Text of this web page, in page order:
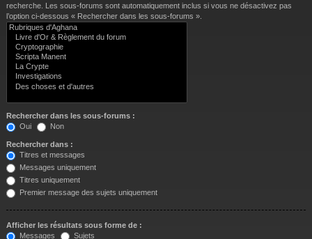
recherche. Les sous-forums sont automatiquement inclus si vous ne désactivez pas
l’option ci-dessous « Rechercher dans les sous-forums ».
Rechercher dans les sous-forums :
Oui
Non
Rechercher dans :
Titres et messages
Messages uniquement
Titres uniquement
Premier message des sujets uniquement
Afficher les résultats sous forme de :
Messages
Sujets